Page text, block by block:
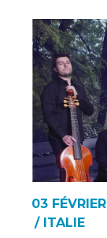
03 FÉVRIER
/ ITALIE